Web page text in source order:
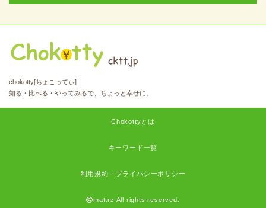
chokotty[ちょこってぃ]｜
知る・比べる・やってみるで、ちょっと幸せに。
Chokottyとは
キーワード一覧
利用規約・プライバシーポリシー
mattrz All rights reserved.